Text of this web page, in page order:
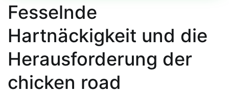
Fesselnde
Hartnäckigkeit und die
Herausforderung der
chicken road